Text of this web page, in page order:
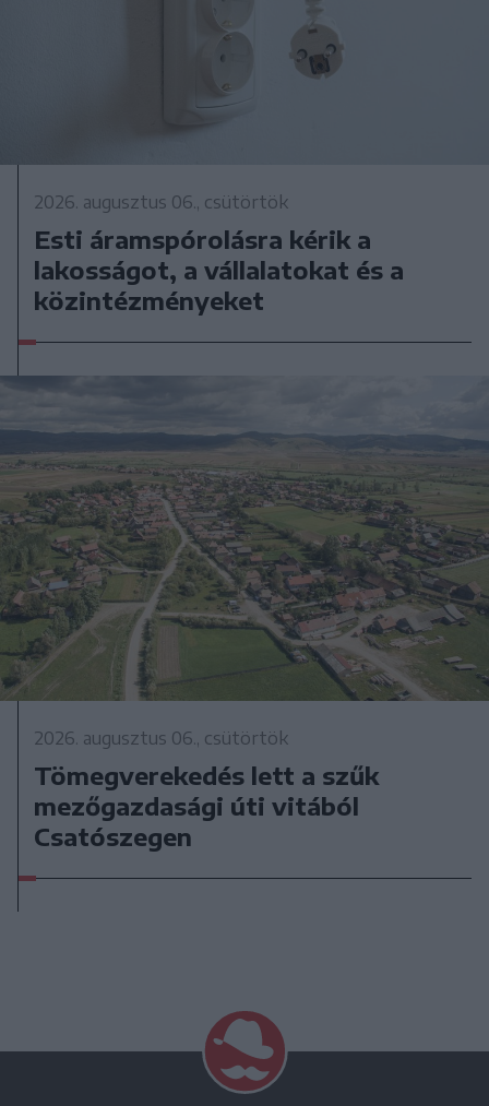
2026. augusztus 06., csütörtök
Esti áramspórolásra kérik a
lakosságot, a vállalatokat és a
közintézményeket
2026. augusztus 06., csütörtök
Tömegverekedés lett a szűk
mezőgazdasági úti vitából
Csatószegen